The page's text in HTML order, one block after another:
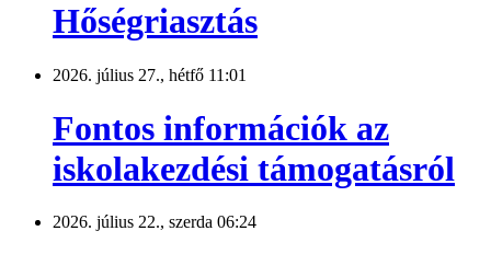
Hőségriasztás
2026. július 27., hétfő 11:01
Fontos információk az
iskolakezdési támogatásról
2026. július 22., szerda 06:24